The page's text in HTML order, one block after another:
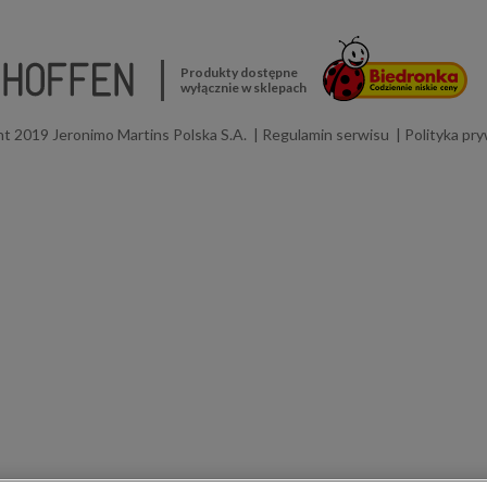
Produkty dostępne
wyłącznie w sklepach
2019 Jeronimo Martins Polska S.A. Regulamin serwisu Polityka